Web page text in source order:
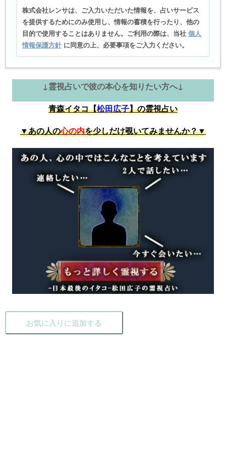
株式会社レンサは、ご入力いただいた情報を、占いサービス
を提供するためにのみ使用し、情報の蓄積を行ったり、他の
目的で使用することはありません。ご利用の際は、当社 個人
情報保護方針 に同意の上、必要事項をご入力ください。
↓霊視占いで彼の本心を知りたい方へ↓
青森イタコ【松田広子】の霊視占い
▼あの人の心の内を少しだけ覗いてみませんか？▼
お気に入りに追加する